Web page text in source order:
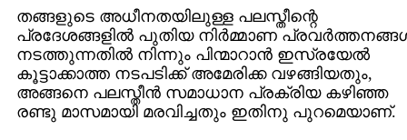
തങ്ങളുടെ അധീനതയിലുള്ള പലസ്തീന്റെ
പ്രദേശങ്ങളില്‍ പുതിയ നിര്‍മ്മാണ
നടത്തുന്നതില്‍ നിന്നും പിന്മാറാന്‍ ഇസ്രയേല്‍
കൂട്ടാക്കാത്ത നടപടിക്ക് അമേരിക്ക വഴങ്ങിയതും,
അങ്ങനെ പലസ്തീന്‍ സമാധാന പ്രക്രിയ കഴിഞ്ഞ
രണ്ടു മാസമായി മരവിച്ചതും ഇതിനു പുറമെയാണ്.